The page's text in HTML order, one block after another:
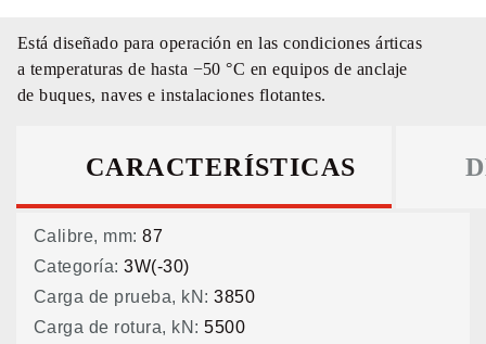
Está diseñado para operación en las condiciones árticas
a temperaturas de hasta −50 °С en equipos de anclaje
de buques, naves e instalaciones flotantes.
CARACTERÍSTICAS
Calibre, mm:87
Categoría:3W(-30)
Carga de prueba, kN:3850
Carga de rotura, kN:5500